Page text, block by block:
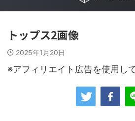
トップス2画像
2025年1月20日
※アフィリエイト広告を使用し